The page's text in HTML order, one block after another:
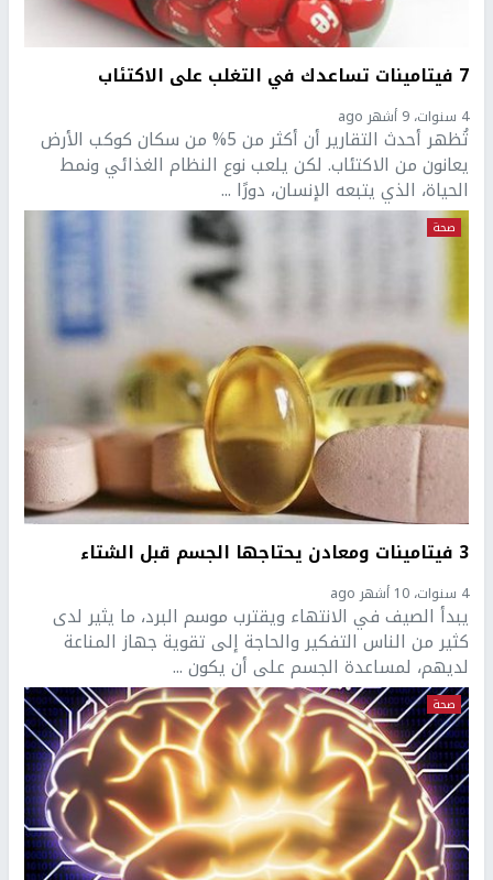
7 فيتامينات تساعدك في التغلب على الاكتئاب
4 سنوات، 9 أشهر ago
تُظهر أحدث التقارير أن أكثر من 5% من سكان كوكب الأرض
يعانون من الاكتئاب. لكن يلعب نوع النظام الغذائي ونمط
الحياة، الذي يتبعه الإنسان، دورًا ...
صحة
3 فيتامينات ومعادن يحتاجها الجسم قبل الشتاء
4 سنوات، 10 أشهر ago
يبدأ الصيف في الانتهاء ويقترب موسم البرد، ما يثير لدى
كثير من الناس التفكير والحاجة إلى تقوية جهاز المناعة
لديهم، لمساعدة الجسم على أن يكون ...
صحة